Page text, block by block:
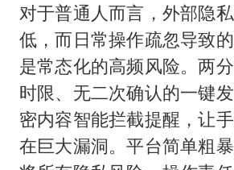
对于普通人而言，外部隐
低，而日常操作疏忽导致
是常态化的高频风险。两
时限、无二次确认的一键
密内容智能拦截提醒，让
在巨大漏洞。平台简单粗